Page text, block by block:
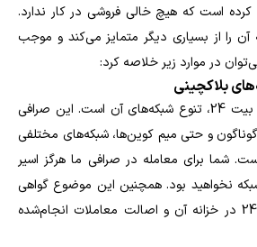
کرده است که هیچ خالی فروشی در کار ندارد.
را از بسیاری دیگر متمایز می‌کند و موجب
در موارد زیر خلاصه کرد:
بلاکچینی
مهم‌ترین نقطه قوت فنی بیت 24، تنوع شبکه‌های آن است. این صرافی
و حتی میم کوین‌ها، شبکه‌های مختلفی
شما برای معامله در صرافی ما هرگز اسیر
نخواهید بود. همچنین این موضوع گواهی
بر موجودی واقعی بیت 24 در خزانه آن و اصالت معاملات انجام‌شده